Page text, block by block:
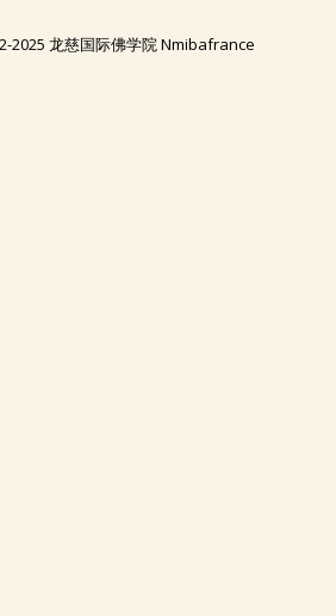
2025 龙慈国际佛学院 Nmibafrance